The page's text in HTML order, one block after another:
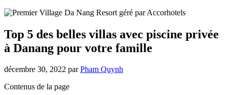
Top 5 des belles villas avec piscine privée
à Danang pour votre famille
décembre 30, 2022 parPham Quynh
Contenus de la page